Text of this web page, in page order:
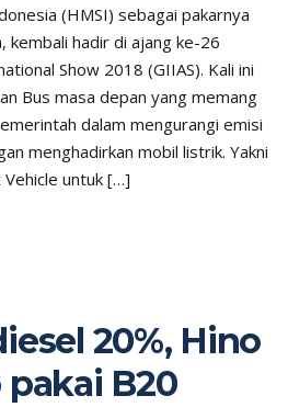
(HMSI) sebagai pakarnya
kembali hadir di ajang ke-26
Show 2018 (GIIAS). Kali ini
Bus masa depan yang memang
dalam mengurangi emisi
menghadirkan mobil listrik. Yakni
Vehicle untuk […]
20%, Hino
pakai B20